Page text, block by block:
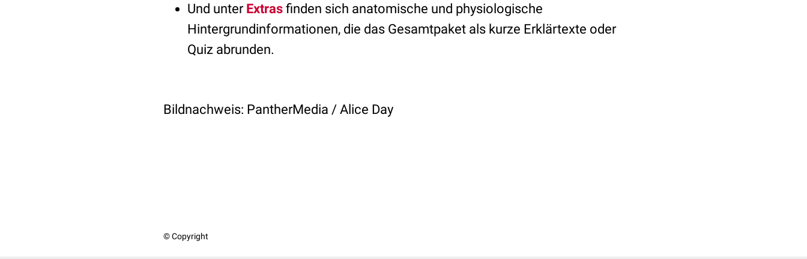
Und unter Extras finden sich anatomische und physiologische
Hintergrundinformationen, die das Gesamtpaket als kurze Erklärtexte oder
Quiz abrunden.
Bildnachweis: PantherMedia / Alice Day
© Copyright